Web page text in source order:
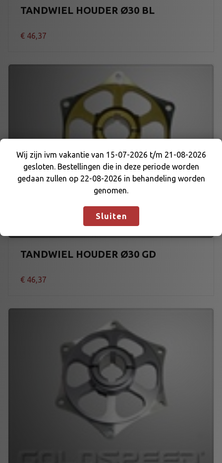
TANDWIEL HOUDER Ø30 BL
€ 46,37
TANDWIEL HOUDER Ø30 GD
€ 46,37
Wij zijn ivm vakantie van 15-07-2026 t/m 21-08-
2026 gesloten. Bestellingen die in deze periode
worden gedaan zullen op 22-08-2026 in
behandeling worden genomen.Negeren
Wij zijn ivm vakantie van 15-07-2026 t/m 21-08-2026
gesloten. Bestellingen die in deze periode worden
gedaan zullen op 22-08-2026 in behandeling worden
genomen.
Sluiten